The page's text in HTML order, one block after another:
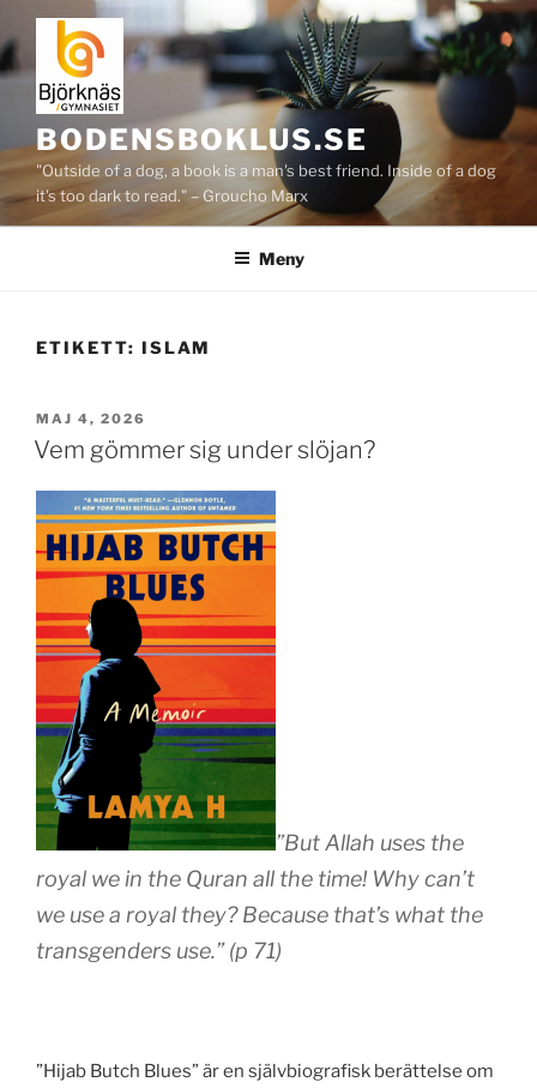
Hoppa
till
innehåll
BODENSBOKLUS.SE
"Outside of a dog, a book is a man's best friend. Inside of a dog
it's too dark to read." – Groucho Marx
Meny
ETIKETT: ISLAM
PUBLICERAT
MAJ 4, 2026
Vem gömmer sig under slöjan?
”But Allah uses the
royal we in the Quran all the time! Why can’t
we use a royal they? Because that’s what the
transgenders use.” (p 71)
”Hijab Butch Blues” är en självbiografisk berättelse om